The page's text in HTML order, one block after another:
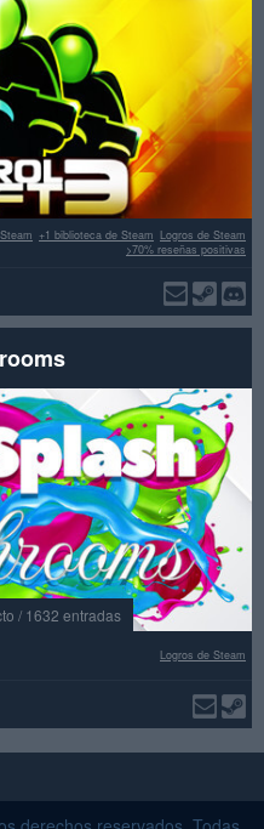
Logros de Steam
+1 biblioteca de Steam
>70% reseñas positivas
/ 1632 entradas
Logros de Steam